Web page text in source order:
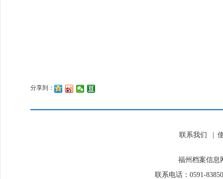
分享到：
联系我们
福州档案信息
联系电话：0591-